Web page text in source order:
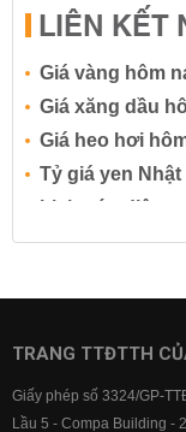
LIÊN KẾT
Giá vàng hôm
Giá xăng dầu
Giá heo hơi
Tỷ giá yen Nhật
Lịch cúp điện
Lãi suất tiết
Lãi suất ngân
Lãi suất ngân
TRANG TTĐTTH
Giấy phép số 3324/GP-
Lầu 5 - Compa Building -